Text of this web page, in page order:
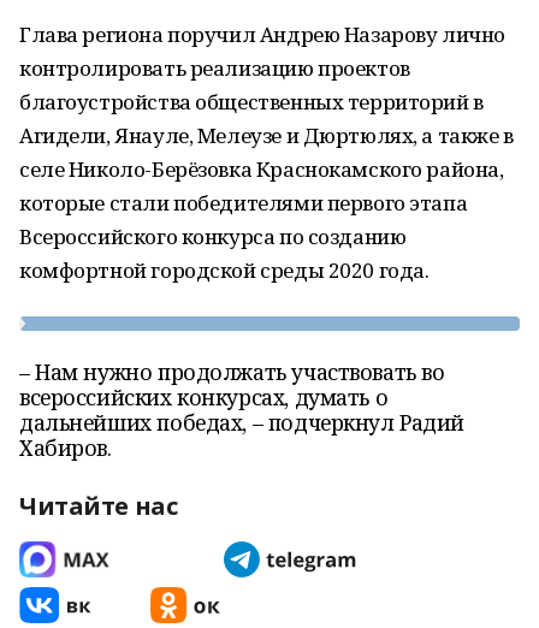
Глава региона поручил Андрею Назарову лично
контролировать реализацию проектов
благоустройства общественных территорий в
Агидели, Янауле, Мелеузе и Дюртюлях, а также в
селе Николо-Берёзовка Краснокамского района,
которые стали победителями первого этапа
Всероссийского конкурса по созданию
комфортной городской среды 2020 года.
– Нам нужно продолжать участвовать во
всероссийских конкурсах, думать о
дальнейших победах, – подчеркнул Радий
Хабиров.
Читайте нас